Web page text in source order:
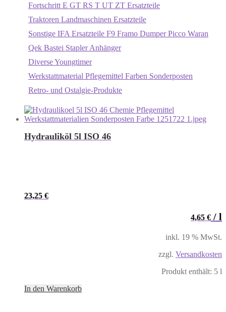
Fortschritt E GT RS T UT ZT Ersatzteile
Traktoren Landmaschinen Ersatzteile
Sonstige IFA Ersatzteile F9 Framo Dumper Picco Waran
Qek Bastei Stapler Anhänger
Diverse Youngtimer
Werkstattmaterial Pflegemittel Farben Sonderposten
Retro- und Ostalgie-Produkte
Hydrauliköl 5l ISO 46
23,25 €
4,65 € / l
inkl. 19 % MwSt.
zzgl. Versandkosten
Produkt enthält: 5 l
In den Warenkorb